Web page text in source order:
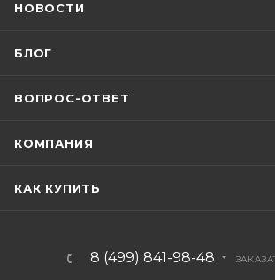
НОВОСТИ
БЛОГ
ВОПРОС-ОТВЕТ
КОМПАНИЯ
КАК КУПИТЬ
8 (499) 841-98-48